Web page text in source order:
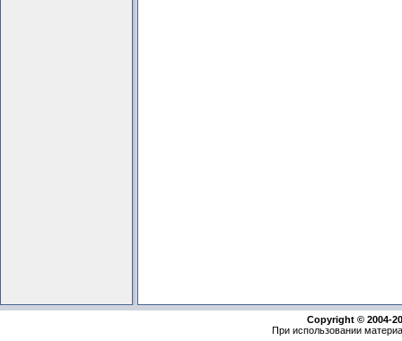
Copyright © 2004-
При использовании